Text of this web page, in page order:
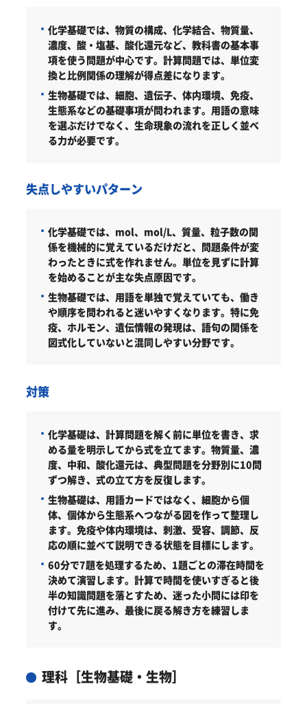
化学基礎では、物質の構成、化学結合、物質量、
濃度、酸・塩基、酸化還元など、教科書の基本事
項を使う問題が中心です。計算問題では、単位変
換と比例関係の理解が得点差になります。
生物基礎では、細胞、遺伝子、体内環境、免疫、
生態系などの基礎事項が問われます。用語の意味
を選ぶだけでなく、生命現象の流れを正しく並べ
る力が必要です。
失点しやすいパターン
化学基礎では、mol、mol/L、質量、粒子数の関
係を機械的に覚えているだけだと、問題条件が変
わったときに式を作れません。単位を見ずに計算
を始めることが主な失点原因です。
生物基礎では、用語を単独で覚えていても、働き
や順序を問われると迷いやすくなります。特に免
疫、ホルモン、遺伝情報の発現は、語句の関係を
図式化していないと混同しやすい分野です。
対策
化学基礎は、計算問題を解く前に単位を書き、求
める量を明示してから式を立てます。物質量、濃
度、中和、酸化還元は、典型問題を分野別に10問
ずつ解き、式の立て方を反復します。
生物基礎は、用語カードではなく、細胞から個
体、個体から生態系へつながる図を作って整理し
ます。免疫や体内環境は、刺激、受容、調節、反
応の順に並べて説明できる状態を目標にします。
60分で7題を処理するため、1題ごとの滞在時間を
決めて演習します。計算で時間を使いすぎると後
半の知識問題を落とすため、迷った小問には印を
付けて先に進み、最後に戻る解き方を練習しま
す。
理科［生物基礎・生物］